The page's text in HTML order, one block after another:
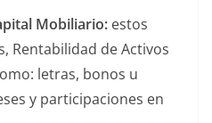
Mobiliario: estos
Rentabilidad de Activos
letras, bonos u
y participaciones en